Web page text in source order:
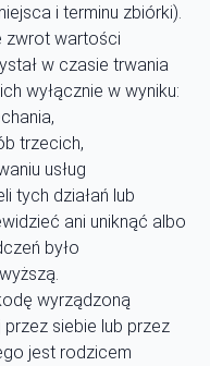
i terminu zbiórki).
zwrot wartości
w czasie trwania
wyłącznie w wyniku:
trzecich,
usług
tych działań lub
ani uniknąć albo
było
wyrządzoną
siebie lub przez
jest rodzicem